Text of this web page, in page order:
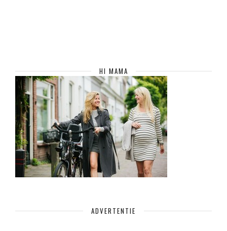
HI MAMA
ADVERTENTIE